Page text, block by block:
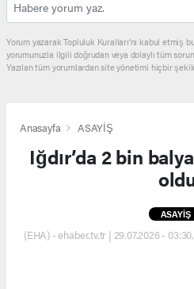
Yorum yazarak Topluluk Kuralları’nı kabul etmiş
yorumunuzla ilgili doğrudan veya dolaylı tüm
Yazılan tüm yorumlardan site yönetimi hiçbir
Anasayfa ASAYİŞ
Iğdır’da 2 bin
ASAYİŞ
(EHA) - ehaber.tv.tr | 29.07.2026 -